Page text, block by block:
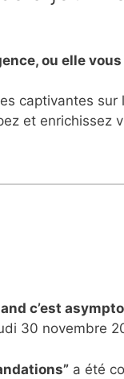
ou elle
captivantes
et enrichissez
c’est
30 novembre
a été